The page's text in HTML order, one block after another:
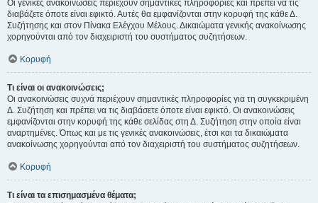
Οι γενικές ανακοινώσεις περιέχουν σημαντικές πληροφορίες και πρέπει να τις
διαβάζετε όποτε είναι εφικτό. Αυτές θα εμφανίζονται στην κορυφή της κάθε Δ.
Συζήτησης και στον Πίνακα Ελέγχου Μέλους. Δικαιώματα γενικής ανακοίνωσης
χορηγούνται από τον διαχειριστή του συστήματος συζητήσεων.
Κορυφή
Τι είναι οι ανακοινώσεις;
Οι ανακοινώσεις συχνά περιέχουν σημαντικές πληροφορίες για τη συγκεκριμένη
Δ. Συζήτηση και πρέπει να τις διαβάσετε όποτε είναι εφικτό. Οι ανακοινώσεις
εμφανίζονται στην κορυφή της κάθε σελίδας στη Δ. Συζήτηση στην οποία είναι
αναρτημένες. Όπως και με τις γενικές ανακοινώσεις, έτσι και τα δικαιώματα
ανακοίνωσης χορηγούνται από τον διαχειριστή του συστήματος συζητήσεων.
Κορυφή
Τι είναι τα επισημασμένα θέματα;